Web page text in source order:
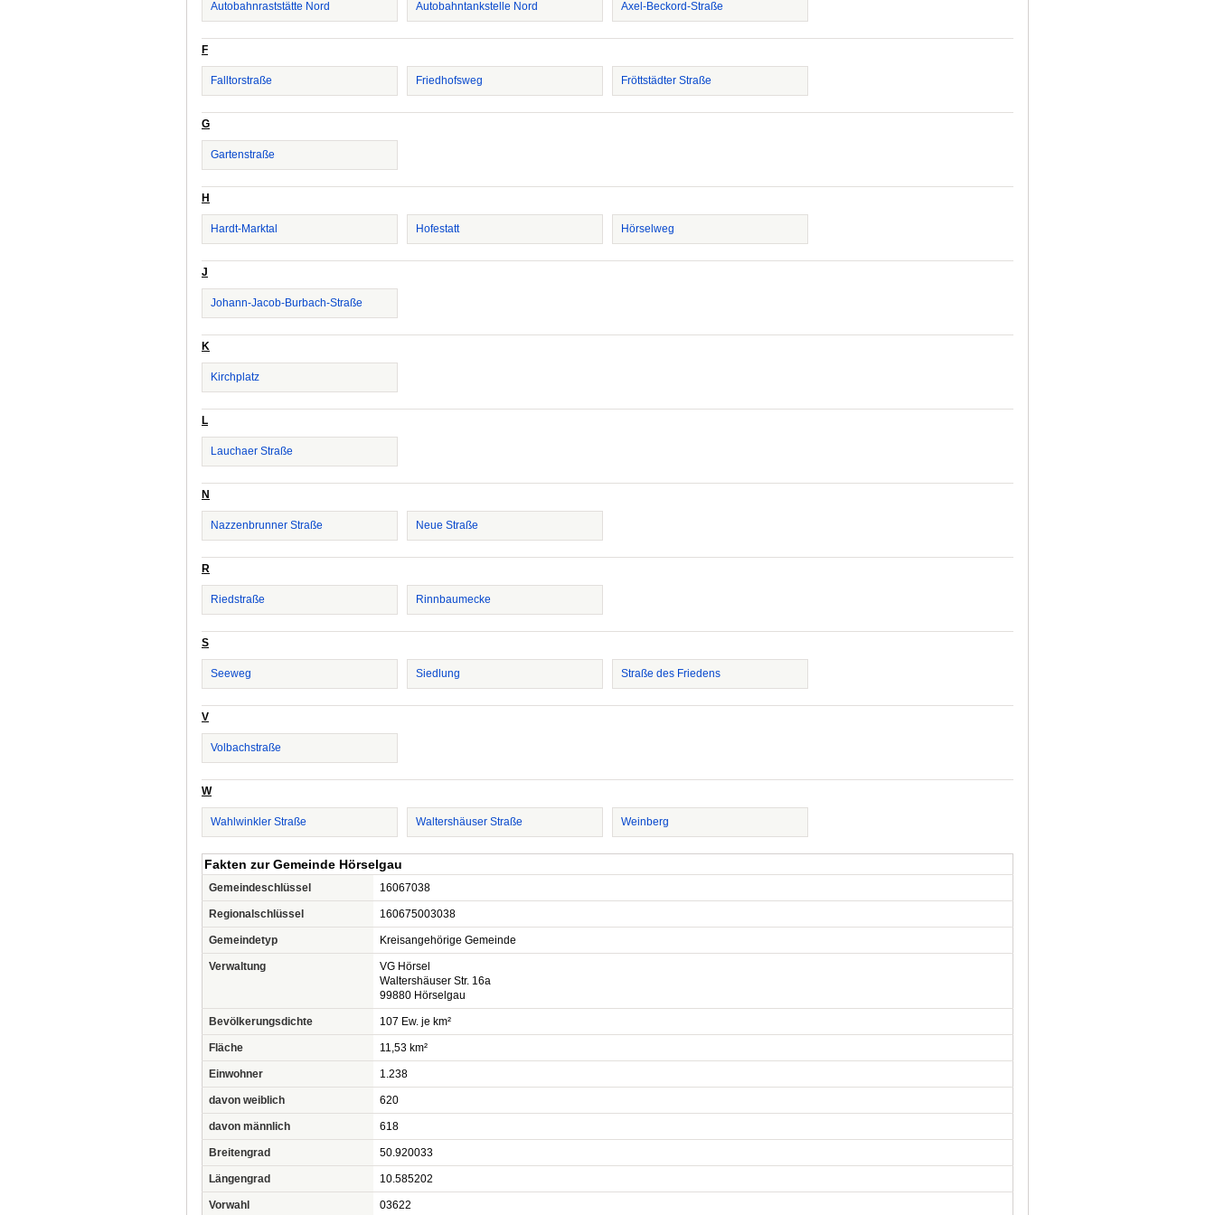
Autobahnraststätte Nord Autobahntankstelle Nord Axel-Beckord-Straße
F
Falltorstraße Friedhofsweg Fröttstädter Straße
G
Gartenstraße
H
Hardt-Marktal Hofestatt Hörselweg
J
Johann-Jacob-Burbach-Straße
K
Kirchplatz
L
Lauchaer Straße
N
Nazzenbrunner Straße Neue Straße
R
Riedstraße Rinnbaumecke
S
Seeweg Siedlung Straße des Friedens
V
Volbachstraße
W
Wahlwinkler Straße Waltershäuser Straße Weinberg
Fakten zur Gemeinde Hörselgau
Gemeindeschlüssel 16067038
Regionalschlüssel 160675003038
Gemeindetyp Kreisangehörige Gemeinde
Verwaltung
VG Hörsel
Waltershäuser Str. 16a
99880 Hörselgau
Bevölkerungsdichte 107 Ew. je km²
Fläche 11,53 km²
Einwohner 1.238
davon weiblich 620
davon männlich 618
Breitengrad 50.920033
Längengrad 10.585202
Vorwahl 03622